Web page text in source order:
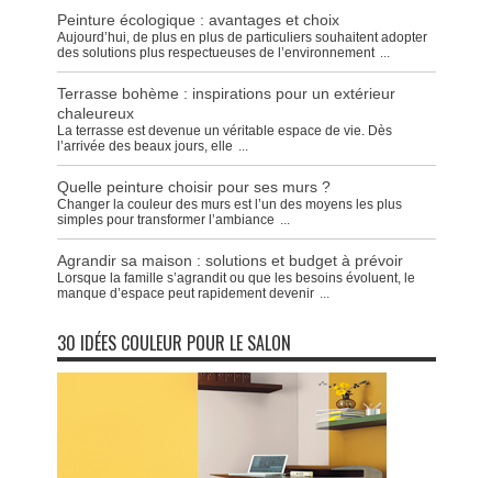
Peinture écologique : avantages et choix
Aujourd’hui, de plus en plus de particuliers souhaitent adopter
des solutions plus respectueuses de l’environnement ...
Terrasse bohème : inspirations pour un extérieur
chaleureux
La terrasse est devenue un véritable espace de vie. Dès
l’arrivée des beaux jours, elle ...
Quelle peinture choisir pour ses murs ?
Changer la couleur des murs est l’un des moyens les plus
simples pour transformer l’ambiance ...
Agrandir sa maison : solutions et budget à prévoir
Lorsque la famille s’agrandit ou que les besoins évoluent, le
manque d’espace peut rapidement devenir ...
30 IDÉES COULEUR POUR LE SALON